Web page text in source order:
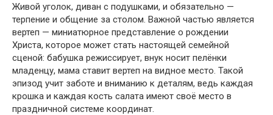
Живой уголок, диван с подушками, и обязательно —
терпение и общение за столом. Важной частью является
вертеп — миниатюрное представление о рождении
Христа, которое может стать настоящей семейной
сценой: бабушка режиссирует, внук носит пелёнки
младенцу, мама ставит вертеп на видное место. Такой
эпизод учит заботе и вниманию к деталям, ведь каждая
крошка и каждая кость салата имеют своё место в
праздничной системе координат.